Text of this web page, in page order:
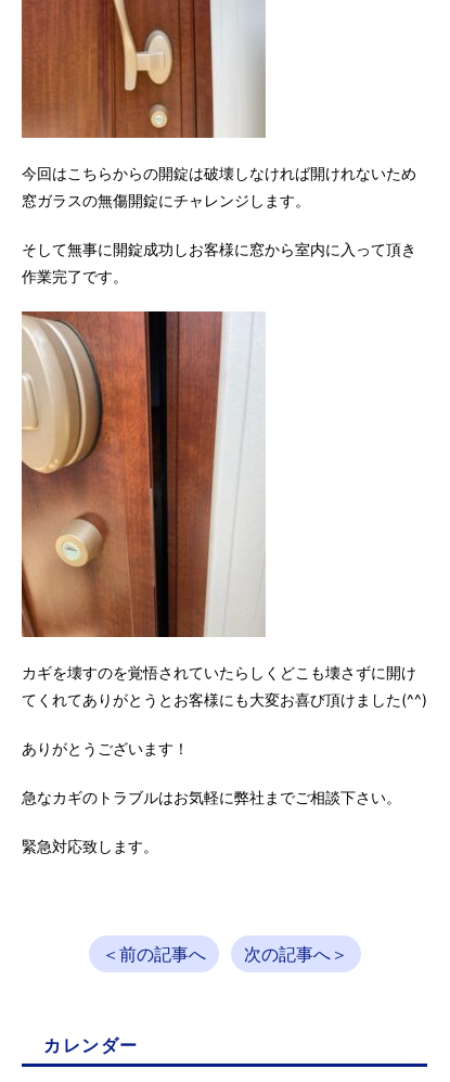
今回はこちらからの開錠は破壊しなければ開けれないため
窓ガラスの無傷開錠にチャレンジします。
そして無事に開錠成功しお客様に窓から室内に入って頂き
作業完了です。
カギを壊すのを覚悟されていたらしくどこも壊さずに開け
てくれてありがとうとお客様にも大変お喜び頂けました(^^)
ありがとうございます！
急なカギのトラブルはお気軽に弊社までご相談下さい。
緊急対応致します。
＜前の記事へ 次の記事へ＞
カレンダー